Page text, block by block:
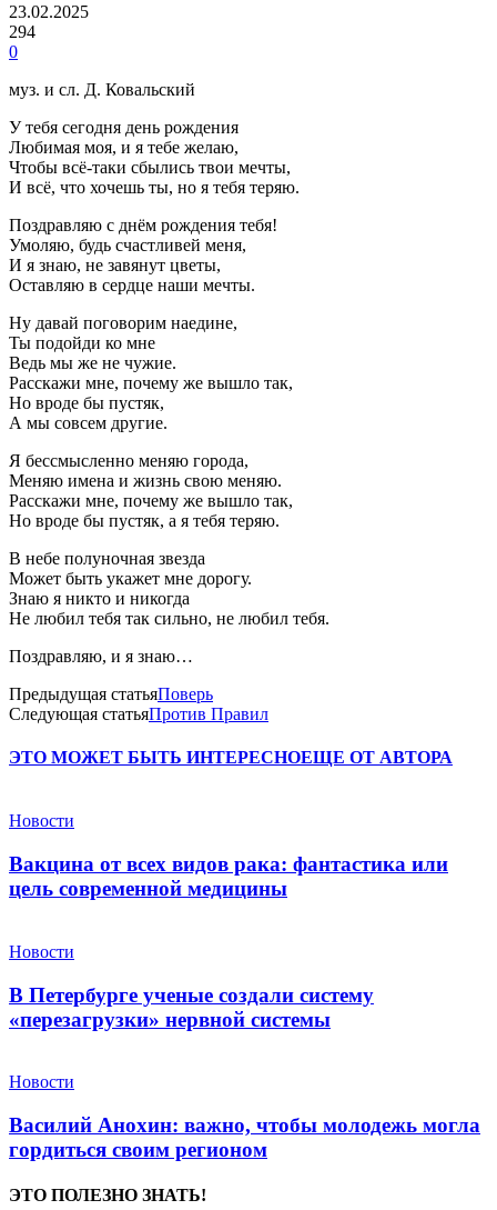
23.02.2025
294
0
муз. и сл. Д. Ковальский
У тебя сегодня день рождения
Любимая моя, и я тебе желаю,
Чтобы всё-таки сбылись твои мечты,
И всё, что хочешь ты, но я тебя теряю.
Поздравляю с днём рождения тебя!
Умоляю, будь счастливей меня,
И я знаю, не завянут цветы,
Оставляю в сердце наши мечты.
Ну давай поговорим наедине,
Ты подойди ко мне
Ведь мы же не чужие.
Расскажи мне, почему же вышло так,
Но вроде бы пустяк,
А мы совсем другие.
Я бессмысленно меняю города,
Меняю имена и жизнь свою меняю.
Расскажи мне, почему же вышло так,
Но вроде бы пустяк, а я тебя теряю.
В небе полуночная звезда
Может быть укажет мне дорогу.
Знаю я никто и никогда
Не любил тебя так сильно, не любил тебя.
Поздравляю, и я знаю…
Предыдущая статьяПоверь
Следующая статьяПротив Правил
ЭТО МОЖЕТ БЫТЬ ИНТЕРЕСНОЕЩЕ ОТ АВТОРА
Новости
Вакцина от всех видов рака: фантастика или
цель современной медицины
Новости
В Петербурге ученые создали систему
«перезагрузки» нервной системы
Новости
Василий Анохин: важно, чтобы молодежь могла
гордиться своим регионом
ЭТО ПОЛЕЗНО ЗНАТЬ!